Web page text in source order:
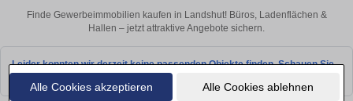
Alle Cookies akzeptieren Alle Cookies ablehnen
Finde Gewerbeimmobilien kaufen in Landshut! Büros, Ladenflächen &
Hallen – jetzt attraktive Angebote sichern.
Leider konnten wir derzeit keine passenden Objekte finden. Schauen Sie